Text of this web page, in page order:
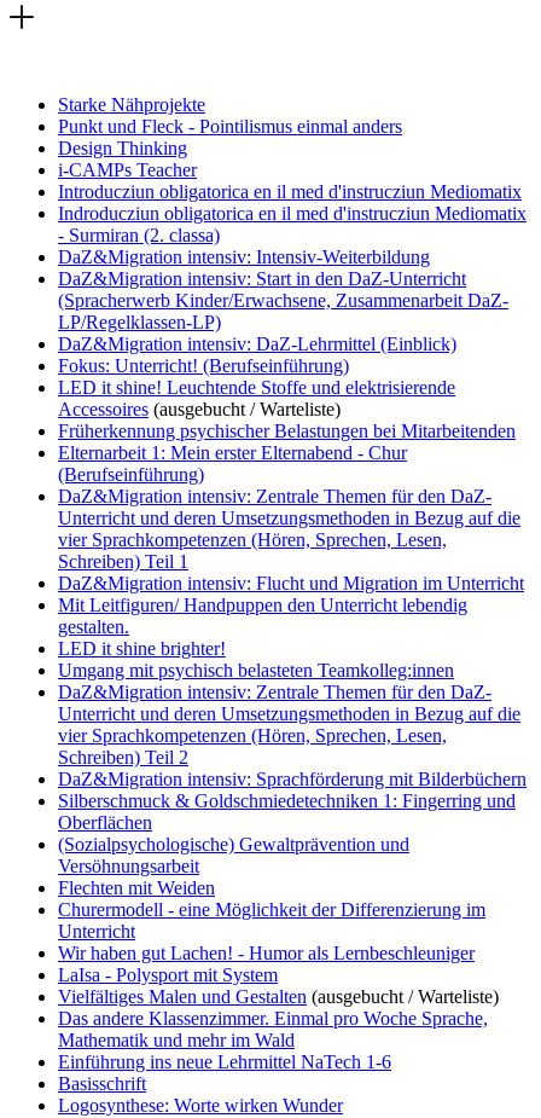
Starke Nähprojekte
Punkt und Fleck - Pointilismus einmal anders
Design Thinking
i-CAMPs Teacher
Introducziun obligatorica en il med d'instrucziun Mediomatix
Indroducziun obligatorica en il med d'instrucziun Mediomatix
- Surmiran (2. classa)
DaZ&Migration intensiv: Intensiv-Weiterbildung
DaZ&Migration intensiv: Start in den DaZ-Unterricht
(Spracherwerb Kinder/Erwachsene, Zusammenarbeit DaZ-
LP/Regelklassen-LP)
DaZ&Migration intensiv: DaZ-Lehrmittel (Einblick)
Fokus: Unterricht! (Berufseinführung)
LED it shine! Leuchtende Stoffe und elektrisierende
Accessoires (ausgebucht / Warteliste)
Früherkennung psychischer Belastungen bei Mitarbeitenden
Elternarbeit 1: Mein erster Elternabend - Chur
(Berufseinführung)
DaZ&Migration intensiv: Zentrale Themen für den DaZ-
Unterricht und deren Umsetzungsmethoden in Bezug auf die
vier Sprachkompetenzen (Hören, Sprechen, Lesen,
Schreiben) Teil 1
DaZ&Migration intensiv: Flucht und Migration im Unterricht
Mit Leitfiguren/ Handpuppen den Unterricht lebendig
gestalten.
LED it shine brighter!
Umgang mit psychisch belasteten Teamkolleg:innen
DaZ&Migration intensiv: Zentrale Themen für den DaZ-
Unterricht und deren Umsetzungsmethoden in Bezug auf die
vier Sprachkompetenzen (Hören, Sprechen, Lesen,
Schreiben) Teil 2
DaZ&Migration intensiv: Sprachförderung mit Bilderbüchern
Silberschmuck & Goldschmiedetechniken 1: Fingerring und
Oberflächen
(Sozialpsychologische) Gewaltprävention und
Versöhnungsarbeit
Flechten mit Weiden
Churermodell - eine Möglichkeit der Differenzierung im
Unterricht
Wir haben gut Lachen! - Humor als Lernbeschleuniger
LaIsa - Polysport mit System
Vielfältiges Malen und Gestalten (ausgebucht / Warteliste)
Das andere Klassenzimmer. Einmal pro Woche Sprache,
Mathematik und mehr im Wald
Einführung ins neue Lehrmittel NaTech 1-6
Basisschrift
Logosynthese: Worte wirken Wunder